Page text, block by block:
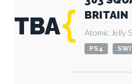
TBA
BRITAIN
Atomic Jelly
PS4